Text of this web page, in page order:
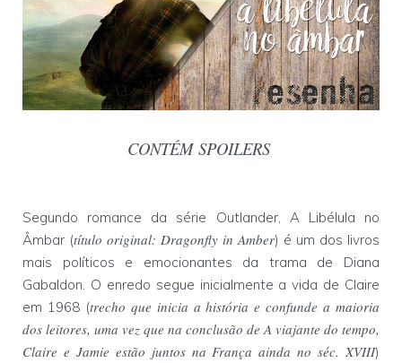
CONTÉM SPOILERS
Segundo romance da série Outlander, A Libélula no
Âmbar (título original: Dragonfly in Amber) é um dos livros
mais políticos e emocionantes da trama de Diana
Gabaldon. O enredo segue inicialmente a vida de Claire
em 1968 (trecho que inicia a história e confunde a maioria
dos leitores, uma vez que na conclusão de A viajante do tempo,
Claire e Jamie estão juntos na França ainda no séc. XVIII)